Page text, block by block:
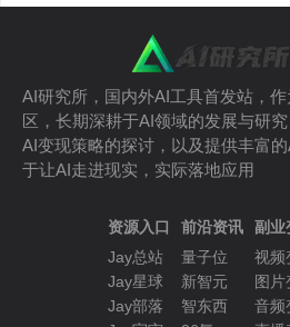
AI研究所，国内外AI工具首发站，
区，长期深耕于AI领域的发展与研究
AI变现策略的探讨，以及提供丰富
于让AI走进现实，实际落地应用
资源入口
Jay总站
Jay星球
Jay部落
前沿资讯
量子位
新智元
智东西
副业
视频
图片
音频